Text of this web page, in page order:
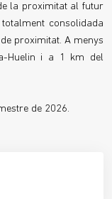
la proximitat al futur
consolidada
proximitat. A menys
Huelin i a 1 km del
de 2026.